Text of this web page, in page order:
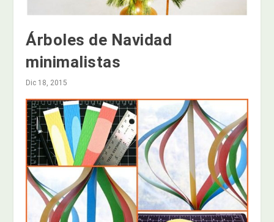
Árboles de Navidad
minimalistas
Dic 18, 2015